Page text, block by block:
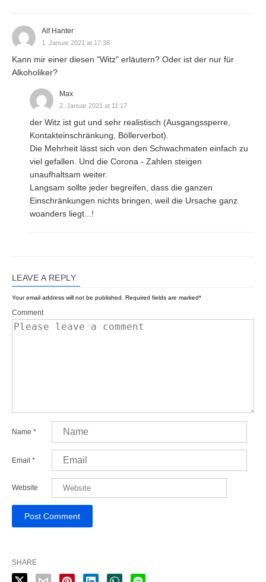
Alf Hanter
1. Januar 2021 at 17:38
Kann mir einer diesen "Witz" erläutern? Oder ist der nur für
Alkoholiker?
Max
2. Januar 2021 at 11:17
der Witz ist gut und sehr realistisch (Ausgangssperre,
Kontakteinschränkung, Böllerverbot).
Die Mehrheit lässt sich von den Schwachmaten einfach zu
viel gefallen. Und die Corona - Zahlen steigen
unaufhaltsam weiter.
Langsam sollte jeder begreifen, dass die ganzen
Einschränkungen nichts bringen, weil die Ursache ganz
woanders liegt...!
LEAVE A REPLY
Your email address will not be published. Required fields are marked*
Comment
Name *
Email *
Website
SHARE